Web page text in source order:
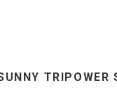
TRIPOWER